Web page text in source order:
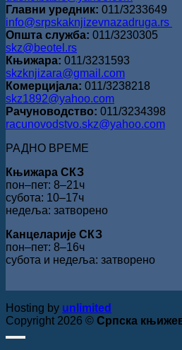
Главни уредник: 011/3233649
info@srpskaknjizevnazadruga.rs
Општа служба: 011/3230305
skz@beotel.rs
Књижара: 011/3231593
skzknjizara@gmail.com
Комерцијала: 011/3238218
skz1892@yahoo.com
Рачуноводство: 011/3234398
racunovodstvo.skz@yahoo.com
РАДНО ВРЕМЕ
Књижара СКЗ
пон‒пет: 8‒21ч
субота: 10‒17ч
недеља: затворено
Канцеларије СКЗ
пон‒пет: 8‒16ч
субота и недеља: затворено
Hosting by unlimited
Copyright 2026 © Српска